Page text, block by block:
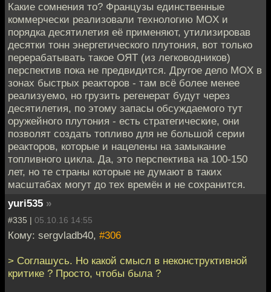
Какие сомнения то? Французы единственные
коммерчески реализовали технологию MOX и
порядка десятилетия её применяют, утилизировав
десятки тонн энергетического плутония, вот только
перерабатывать такое ОЯТ (из легководников)
перспектив пока не предвидится. Другое дело MOX в
зонах быстрых реакторов - там всё более менее
реализуемо, но грузить регенерат будут через
десятилетия, по этому запасы обсуждаемого тут
оружейного плутония - есть стратегические, они
позволят создать топливо для не большой серии
реакторов, которые и нацелены на замыкание
топливного цикла. Да, это перспектива на 100-150
лет, но те страны которые не думают в таких
масштабах могут до тех времён и не сохранится.
yuri535 »
#335 | 05.10.16 14:55
Кому: sergvladb40, #306
> Соглашусь. Но какой смысл в неконструктивной
критике ? Просто, чтобы была ?